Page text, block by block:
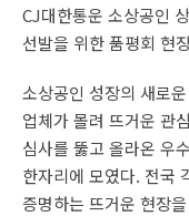
CJ대한통운 소상공인
선발을 위한 품평회 현
소상공인 성장의 새로
업체가 몰려 뜨거운 관
심사를 뚫고 올라온 우
한자리에 모였다. 전국
증명하는 뜨거운 현장